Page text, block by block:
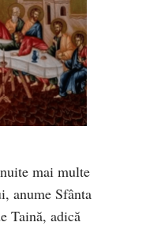
mai multe
anume Sfânta
Taină, adică